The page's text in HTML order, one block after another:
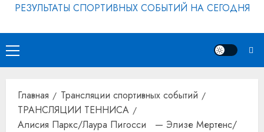
РЕЗУЛЬТАТЫ СПОРТИВНЫХ СОБЫТИЙ НА СЕГОДНЯ
Основное
меню
Главная
Трансляции спортивных событий
ТРАНСЛЯЦИИ ТЕННИСА
Алисия Паркс/Лаура Пигосси — Элизе Мертенс/